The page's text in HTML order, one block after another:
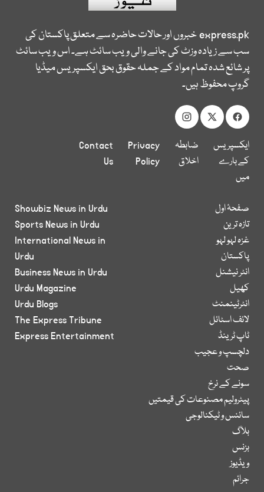
express.pkخبروں اور حالات حاضرہ سے متعلق پاکستان کی
سب سے زیادہ وزٹ کی جانے والی ویب سائٹ ہے۔ اس ویب سائٹ
پر شائع شدہ تمام مواد کے جملہ حقوق بحق ایکسپریس میڈیا
گروپ محفوظ ہیں۔
ایکسپریس
کے بارے
میں
ضابطہ
اخلاق
Privacy
Policy
Contact
Us
صفحۂ اول
تازہ ترین
غزہ لہو لہو
پاکستان
انٹر نیشنل
کھیل
انٹرٹینمنٹ
لائف اسٹائل
ٹاپ ٹرینڈ
دلچسپ و عجیب
صحت
سونے کے نرخ
پیٹرولیم مصنوعات کی قیمتیں
سائنس و ٹیکنالوجی
بلاگ
بزنس
ویڈیوز
جرائم
Showbiz News in Urdu
Sports News in Urdu
International News in
Urdu
Business News in Urdu
Urdu Magazine
Urdu Blogs
The Express Tribune
Express Entertainment